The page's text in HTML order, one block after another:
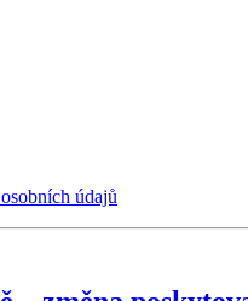
údajů